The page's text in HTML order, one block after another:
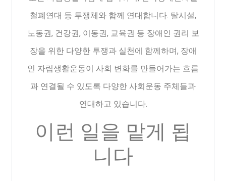
철폐연대 등 투쟁체와 함께 연대합니다. 탈시설,
노동권, 건강권, 이동권, 교육권 등 장애인 권리 보
장을 위한 다양한 투쟁과 실천에 함께하며, 장애
인 자립생활운동이 사회 변화를 만들어가는 흐름
과 연결될 수 있도록 다양한 사회운동 주체들과
연대하고 있습니다.
이런 일을 맡게 됩
니다